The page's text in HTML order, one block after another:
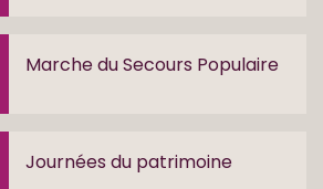
Marche du Secours Populaire
Journées du patrimoine